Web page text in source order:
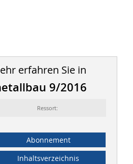
erfahren Sie in
9/2016
Ressort:
Abonnement
Inhaltsverzeichnis